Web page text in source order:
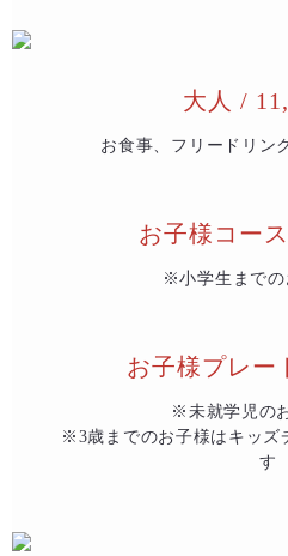
大人 /
お食事、フリードリン
お子様コー
※小学生までの
お子様プレー
※未就学児の
※3歳までのお子様はキッズ
す